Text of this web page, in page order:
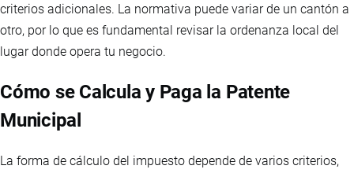
criterios adicionales. La normativa puede variar de un cantón a
otro, por lo que es fundamental revisar la ordenanza local del
lugar donde opera tu negocio.
Cómo se Calcula y Paga la Patente
Municipal
La forma de cálculo del impuesto depende de varios criterios,